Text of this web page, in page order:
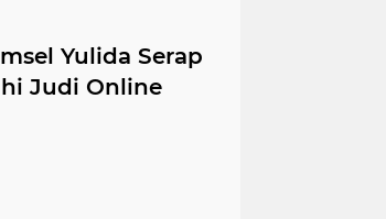
Yulida Serap
Judi Online